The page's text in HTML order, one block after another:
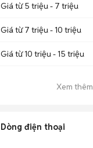
Giá từ 5 triệu - 7 triệu
Giá từ 7 triệu - 10 triệu
Giá từ 10 triệu - 15 triệu
Xem thêm
Dòng điện thoại